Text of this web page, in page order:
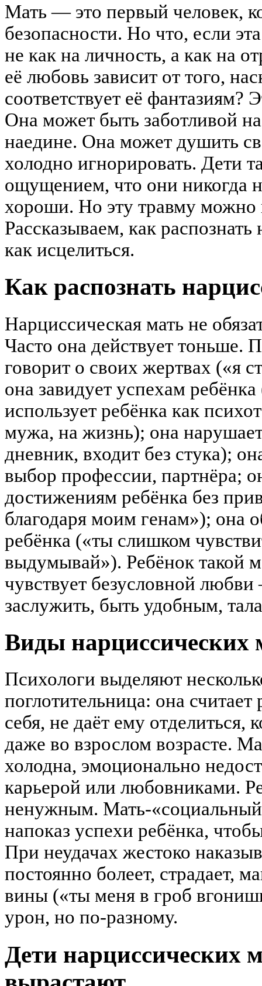
Мать — это первый человек,
безопасности. Но что, если
не как на личность, а как на
её любовь зависит от того,
соответствует её фантазиям?
Она может быть заботливой
наедине. Она может душить
холодно игнорировать. Дети
ощущением, что они никогда
хороши. Но эту травму можно
Рассказываем, как
как исцелиться.
Как распознать
Нарциссическая мать не
Часто она действует тоньше.
говорит о своих жертвах («я
она завидует успехам
использует ребёнка как
мужа, на жизнь); она
дневник, входит без стука);
выбор профессии, партнёра;
достижениям ребёнка без
благодаря моим генам»); она
ребёнка («ты слишком
выдумывай»). Ребёнок такой
чувствует безусловной
заслужить, быть удобным,
Виды нарциссических
Психологи выделяют
поглотительница: она
себя, не даёт ему отделиться,
даже во взрослом возрасте.
холодна, эмоционально
карьерой или любовниками.
ненужным. Мать-«социальный
напоказ успехи ребёнка,
При неудачах жестоко
постоянно болеет, страдает,
вины («ты меня в гроб
урон, но по-разному.
Дети нарциссических